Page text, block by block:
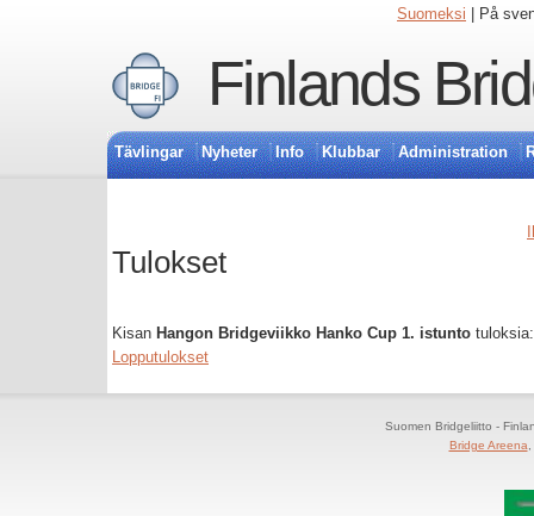
Suomeksi | På
Finlands
Tävlingar Nyheter Info Klubbar Administration
Tulokset
Kisan Hangon Bridgeviikko Hanko Cup 1. istunto tuloksia:
Lopputulokset
Suomen Bridgeliitto -
Bridge Areena